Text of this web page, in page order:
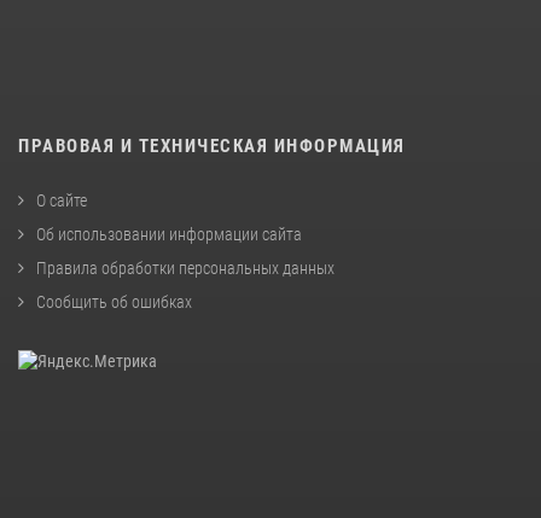
ПРАВОВАЯ И ТЕХНИЧЕСКАЯ ИНФОРМАЦИЯ
О сайте
Об использовании информации сайта
Правила обработки персональных данных
Сообщить об ошибках